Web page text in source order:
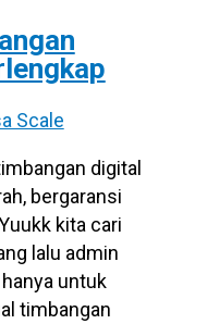
Scale
digital
bergaransi
kita cari
lalu admin
untuk
timbangan